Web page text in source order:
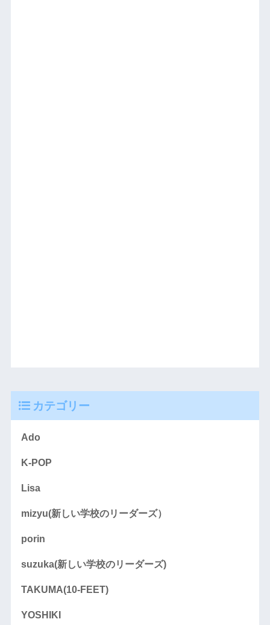
カテゴリー
Ado
K-POP
Lisa
mizyu(新しい学校のリーダーズ）
porin
suzuka(新しい学校のリーダーズ)
TAKUMA(10-FEET)
YOSHIKI